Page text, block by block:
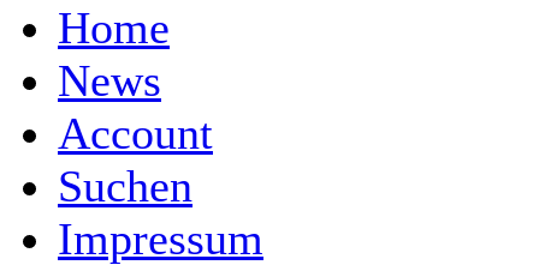
Home
News
Account
Suchen
Impressum